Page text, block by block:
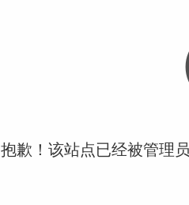
抱歉！该站点已经被管理